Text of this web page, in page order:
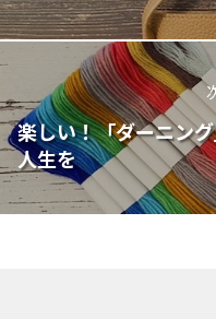
楽しい！「ダーニン
人生を